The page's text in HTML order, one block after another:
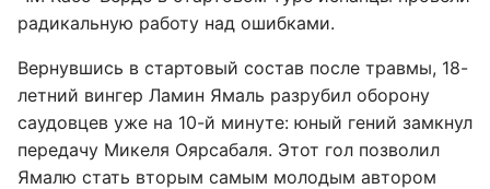
радикальную работу над ошибками.
Вернувшись в стартовый состав после травмы, 18-
летний вингер Ламин Ямаль разрубил оборону
саудовцев уже на 10-й минуте: юный гений замкнул
передачу Микеля Оярсабаля. Этот гол позволил
Ямалю стать вторым самым молодым автором